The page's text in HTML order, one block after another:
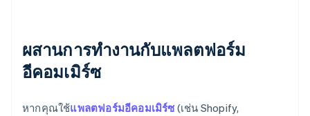
ผสานการทํางานกับแพลตฟอร์ม
อีคอมเมิร์ซ
หากคุณใช้แพลตฟอร์มอีคอมเมิร์ซ(เช่น Shopify,